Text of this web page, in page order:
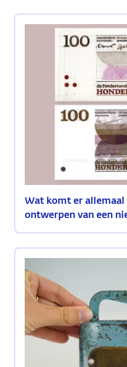
Wat komt er
ontwerpen van een